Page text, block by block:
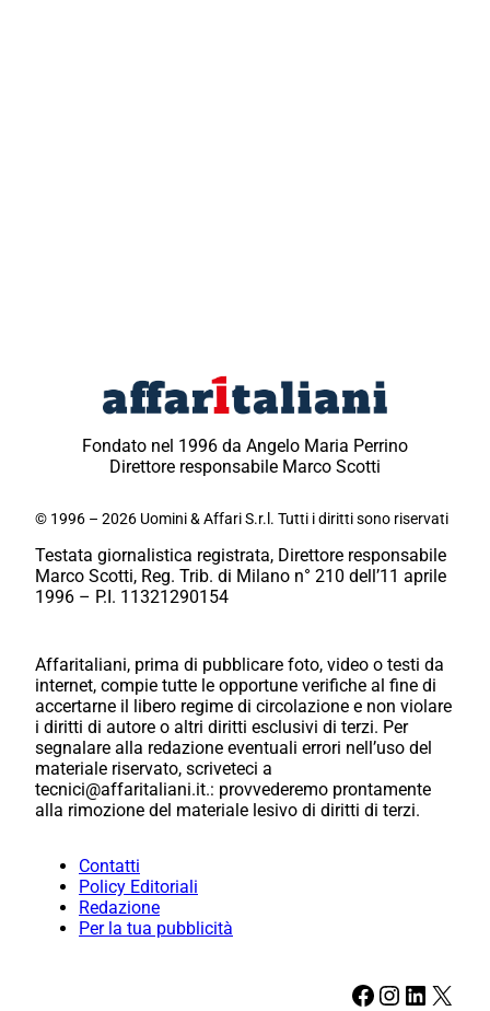
Fondato nel 1996 da Angelo Maria Perrino
Direttore responsabile Marco Scotti
© 1996 – 2026 Uomini & Affari S.r.l. Tutti i diritti sono riservati
Testata giornalistica registrata, Direttore responsabile
Marco Scotti, Reg. Trib. di Milano n° 210 dell’11 aprile
1996 – P.I. 11321290154
Affaritaliani, prima di pubblicare foto, video o testi da
internet, compie tutte le opportune verifiche al fine di
accertarne il libero regime di circolazione e non violare
i diritti di autore o altri diritti esclusivi di terzi. Per
segnalare alla redazione eventuali errori nell’uso del
materiale riservato, scriveteci a
tecnici@affaritaliani.it.: provvederemo prontamente
alla rimozione del materiale lesivo di diritti di terzi.
Contatti
Policy Editoriali
Redazione
Per la tua pubblicità
Facebook Instagram LinkedIn X